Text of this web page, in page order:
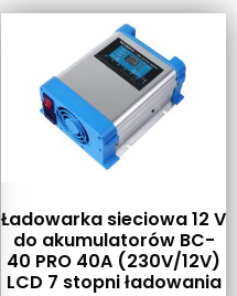
Ładowarka sieciowa 12 V
do akumulatorów BC-
40 PRO 40A (230V/12V)
LCD 7 stopni ładowania